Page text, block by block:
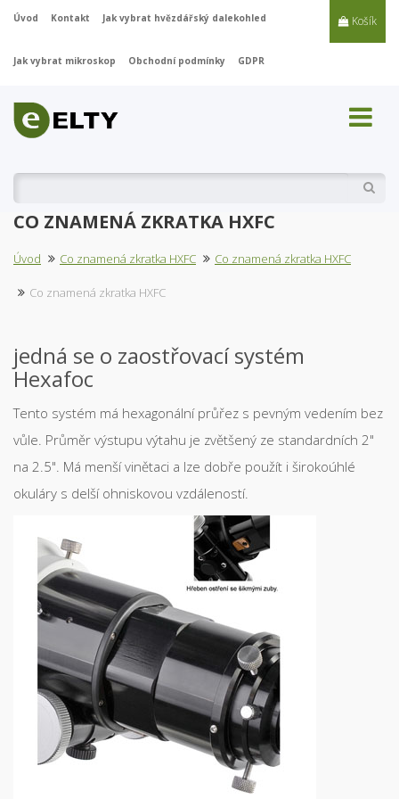
Košík
Úvod Kontakt Jak vybrat hvězdářský dalekohled
Jak vybrat mikroskop Obchodní podmínky GDPR
CO ZNAMENÁ ZKRATKA HXFC
Úvod Co znamená zkratka HXFC Co znamená zkratka HXFC
Co znamená zkratka HXFC
jedná se o zaostřovací systém
Hexafoc
Tento systém má hexagonální průřez s pevným vedením bez
vůle. Průměr výstupu výtahu je zvětšený ze standardních 2"
na 2.5". Má menší vinětaci a lze dobře použít i širokoúhlé
okuláry s delší ohniskovou vzdáleností.